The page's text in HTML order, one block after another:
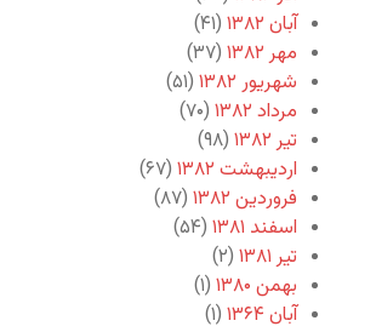
آبان ۱۳۸۲
(۴۱)
مهر ۱۳۸۲
(۳۷)
شهریور ۱۳۸۲
(۵۱)
مرداد ۱۳۸۲
(۷۰)
تیر ۱۳۸۲
(۹۸)
اردیبهشت ۱۳۸۲
(۶۷)
فروردین ۱۳۸۲
(۸۷)
اسفند ۱۳۸۱
(۵۴)
تیر ۱۳۸۱
(۲)
بهمن ۱۳۸۰
(۱)
آبان ۱۳۶۴
(۱)